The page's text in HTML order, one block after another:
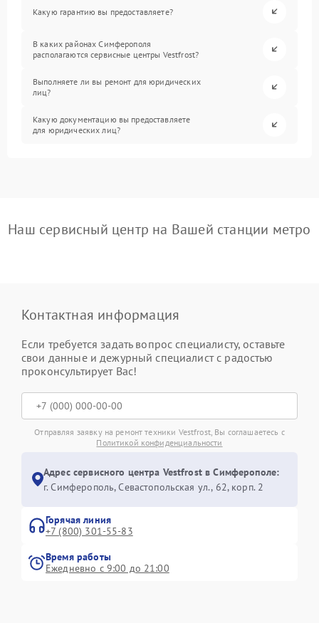
Какую гарантию вы предоставляете?
В каких районах Симферополя
располагаются сервисные центры Vestfrost?
Выполняете ли вы ремонт для юридических
лиц?
Какую документацию вы предоставляете
для юридических лиц?
Наш сервисный центр на Вашей станции метро
Контактная информация
Если требуется задать вопрос специалисту, оставьте
свои данные и дежурный специалист с радостью
проконсультирует Вас!
Отправляя заявку на ремонт техники Vestfrost, Вы соглашаетесь с
Политикой конфиденциальности
Адрес сервисного центра Vestfrost в Симферополе:
г. Симферополь, Севастопольская ул., 62, корп. 2
Горячая линия
+7 (800) 301-55-83
Время работы
Ежедневно с 9:00 до 21:00